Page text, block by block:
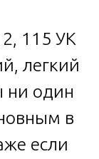
115 УК
легкий
ни один
в
если